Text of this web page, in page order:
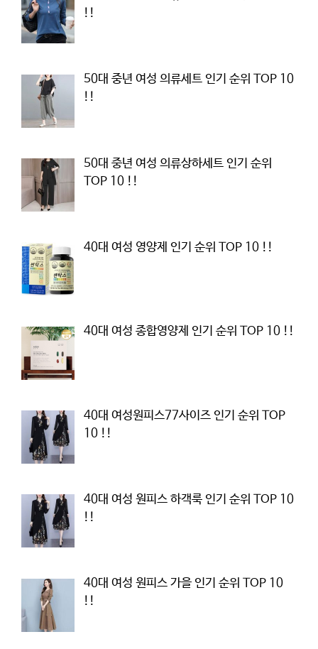
!!
50대 중년 여성 의류세트 인기 순위 TOP 10
!!
50대 중년 여성 의류상하세트 인기 순위
TOP 10 !!
40대 여성 영양제 인기 순위 TOP 10 !!
40대 여성 종합영양제 인기 순위 TOP 10 !!
40대 여성원피스77사이즈 인기 순위 TOP
10 !!
40대 여성 원피스 하객룩 인기 순위 TOP 10
!!
40대 여성 원피스 가을 인기 순위 TOP 10
!!